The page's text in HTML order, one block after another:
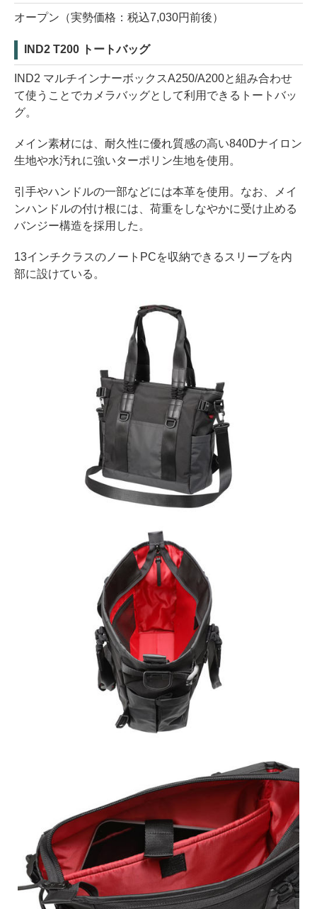
オープン（実勢価格：税込7,030円前後）
IND2 T200 トートバッグ
IND2 マルチインナーボックスA250/A200と組み合わせ
て使うことでカメラバッグとして利用できるトートバッ
グ。
メイン素材には、耐久性に優れ質感の高い840Dナイロン
生地や水汚れに強いターポリン生地を使用。
引手やハンドルの一部などには本革を使用。なお、メイ
ンハンドルの付け根には、荷重をしなやかに受け止める
バンジー構造を採用した。
13インチクラスのノートPCを収納できるスリーブを内
部に設けている。